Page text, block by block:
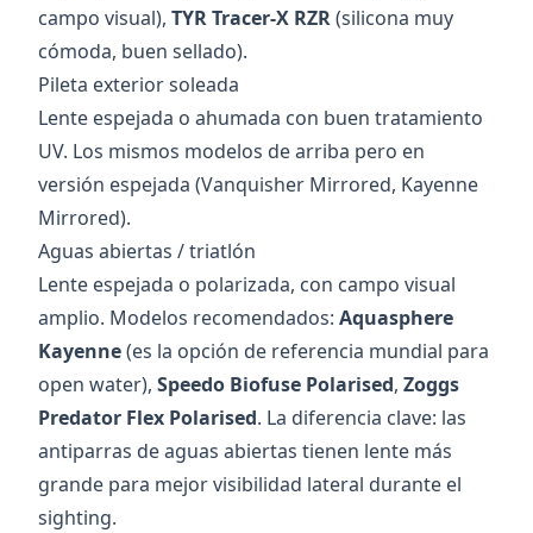
campo visual), TYR Tracer-X RZR(silicona muy
cómoda, buen sellado).
Pileta exterior soleada
Lente espejada o ahumada con buen tratamiento
UV. Los mismos modelos de arriba pero en
versión espejada (Vanquisher Mirrored, Kayenne
Mirrored).
Aguas abiertas / triatlón
Lente espejada o polarizada, con campo visual
amplio. Modelos recomendados: Aquasphere
Kayenne(es la opción de referencia mundial para
open water), Speedo Biofuse Polarised, Zoggs
Predator Flex Polarised. La diferencia clave: las
antiparras de aguas abiertas tienen lente más
grande para mejor visibilidad lateral durante el
sighting.